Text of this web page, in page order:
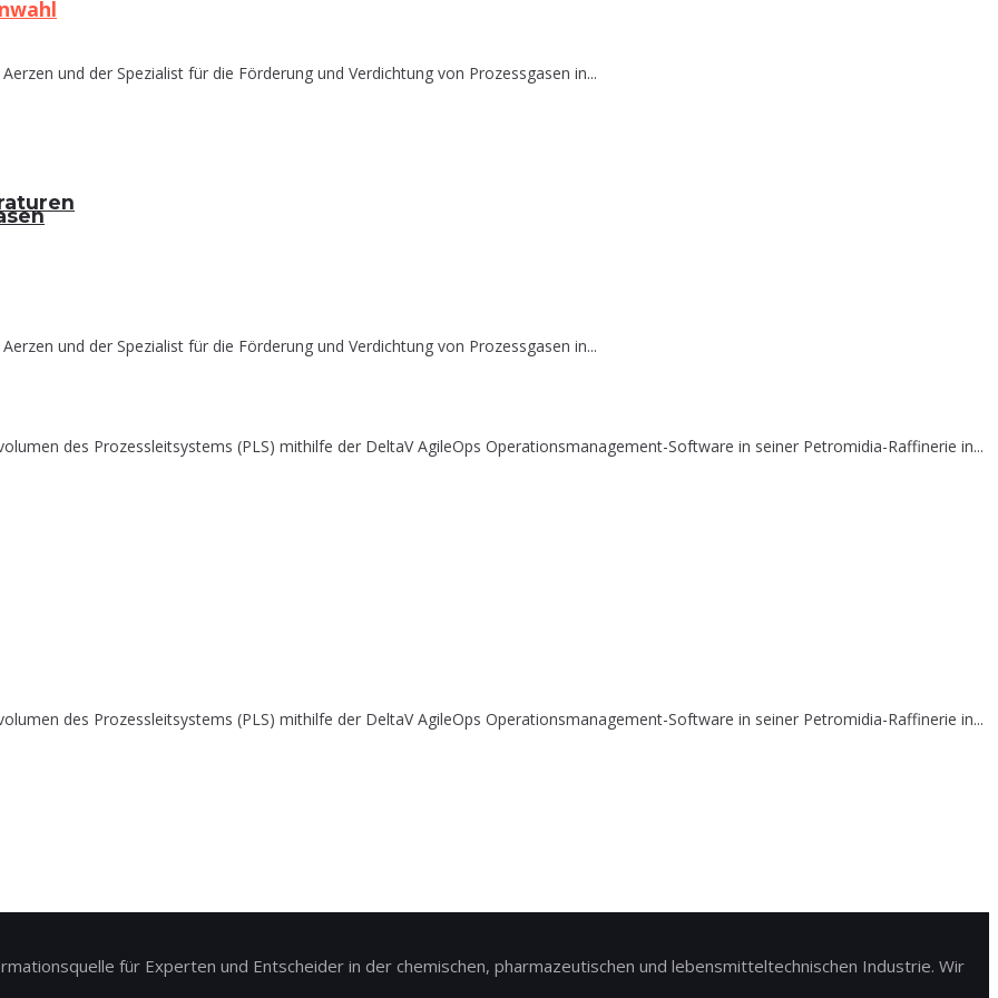
und der Spezialist für die Förderung und Verdichtung von Prozessgasen in...
des Prozessleitsystems (PLS) mithilfe der DeltaV AgileOps Operationsmanagement-Software in seiner Petromidia-Raffinerie in...
und der Spezialist für die Förderung und Verdichtung von Prozessgasen in...
des Prozessleitsystems (PLS) mithilfe der DeltaV AgileOps Operationsmanagement-Software in seiner Petromidia-Raffinerie in...
für Experten und Entscheider in der chemischen, pharmazeutischen und lebensmitteltechnischen Industrie. Wir